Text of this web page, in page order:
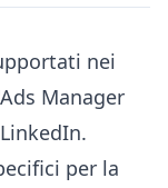
nei
Manager
per la